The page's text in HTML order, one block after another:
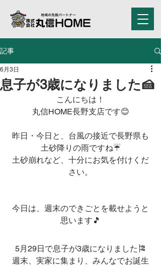
記事
息子が3歳になりました🍰
6月3日
こんにちは！
丸信HOME長野支店です😊
昨日・今日と、台風の接近で長野県も
土砂降りの雨ですね☔
土砂崩れなど、十分にお気を付けくだ
さい。
今日は、週末のできごとを載せようと
思います🎵
5月29日で息子が3歳になりました🎏
週末、実家に集まり、みんなでお誕生